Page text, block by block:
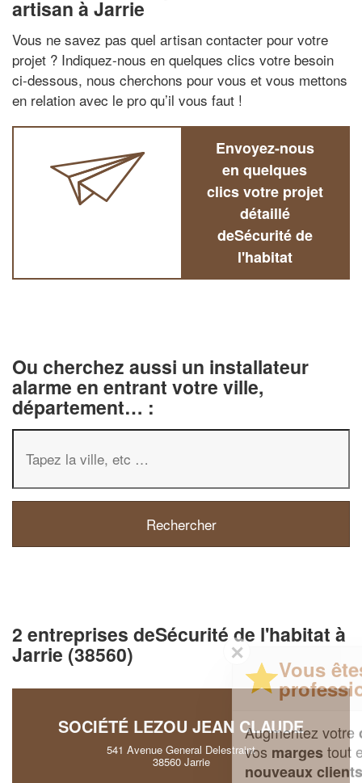
artisan à Jarrie
Vous ne savez pas quel artisan contacter pour votre
projet ? Indiquez-nous en quelques clics votre besoin
ci-dessous, nous cherchons pour vous et vous mettons
en relation avec le pro qu’il vous faut !
Envoyez-nous
en quelques
clics votre projet
détaillé
deSécurité de
l'habitat
Ou cherchez aussi un installateur
alarme en entrant votre ville,
département… :
2 entreprises deSécurité de l'habitat à
Jarrie (38560)
SOCIÉTÉ LEZOU JEAN CLAUDE
541 Avenue General Delestraint
38560 Jarrie
✕
Vous êtes un
professionnel ?
Augmentez votrechiffre d'affaireset
vosmargestout en gagnant de
nouveaux clients